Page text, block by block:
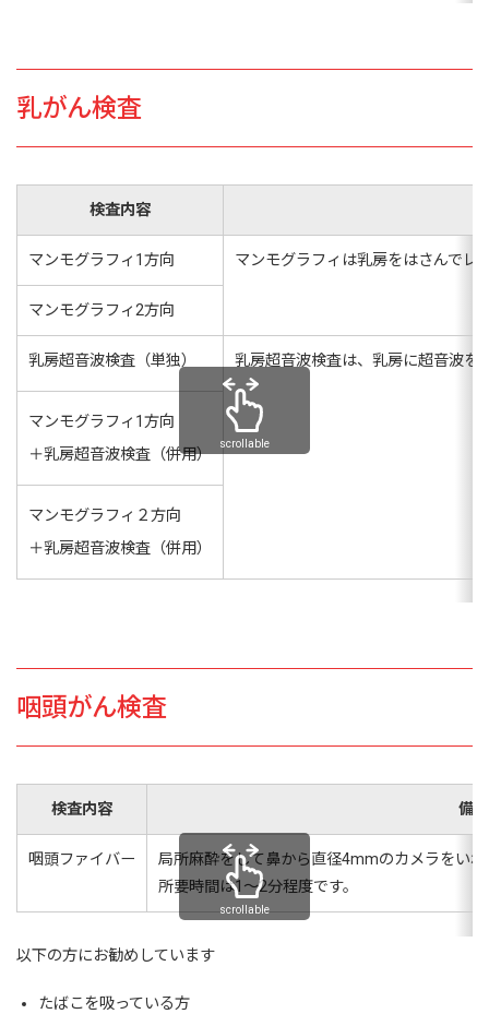
乳がん検査
検査内容
マンモグラフィ1方向 マンモグラフィは乳房をはさんでレ
マンモグラフィ2方向
乳房超音波検査（単独） 乳房超音波検査は、乳房に超音波を
マンモグラフィ1方向
＋乳房超音波検査（併用）
マンモグラフィ２方向
＋乳房超音波検査（併用）
scrollable
咽頭がん検査
検査内容 備考
咽頭ファイバー
局所麻酔をして鼻から直径4mmのカメラをい
所要時間は1～2分程度です。
scrollable
以下の方にお勧めしています
たばこを吸っている方